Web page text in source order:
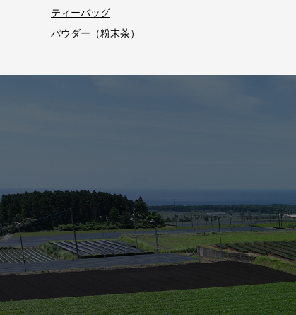
ティーバッグ
パウダー（粉末茶）